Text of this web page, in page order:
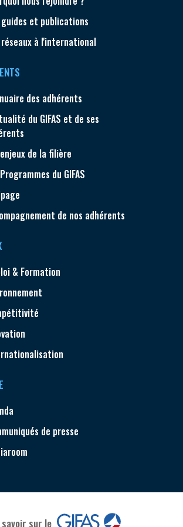
guides et publications
réseaux à l'international
des adhérents
du GIFAS et de ses
de la filière
du GIFAS
de nos adhérents
& Formation
de presse
sur le